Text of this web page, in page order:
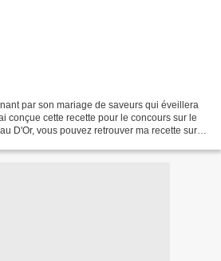
par son mariage de saveurs qui éveillera
conçue cette recette pour le concours sur le
D'Or, vous pouvez retrouver ma recette sur